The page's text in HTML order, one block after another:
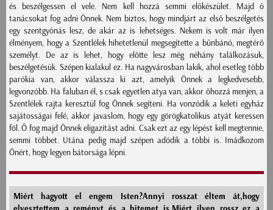
és beszélgessen el vele. Nem kell hozzá semmi előkészület. Majd ő
tanácsokat fog adni Önnek. Nem biztos, hogy mindjárt az első beszélgetés
egy szentgyónás lesz, de akár az is lehetséges. Nekem is volt már ilyen
élményem, hogy a Szentlélek hihetetlenül megsegítette a bűnbánó, megtérő
személyt. De az is lehet, hogy előtte lesz még néhány találkozásuk,
beszélgetésük. Szépen kialakul ez. Ha nagyvárosban lakik, ahol esetleg több
parókia van, akkor válassza ki azt, amelyik Önnek a legkedvesebb,
legvonzóbb. Ha faluban él, s csak egyetlen atya van, akkor őhozzá menjen, a
Szentlélek rajta keresztül fog Önnek segíteni. Ha vonzódik a keleti egyház
sajátosságai felé, akkor javaslom, hogy egy görögkatolikus atyát keressen
föl. Ő fog majd Önnek eligazítást adni. Csak ezt az egy lépést kell megtennie,
semmi többet. Utána pedig majd szépen adódik a többi is. Imádkozom
Önért, hogy legyen bátorsága lépni.
Miért hagyott el engem Isten?Annyi rosszat éltem át,hogy